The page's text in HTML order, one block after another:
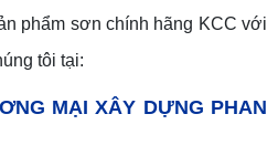
phẩm sơn chính hãng KCC với
tôi tại:
MẠI XÂY DỰNG PHAN